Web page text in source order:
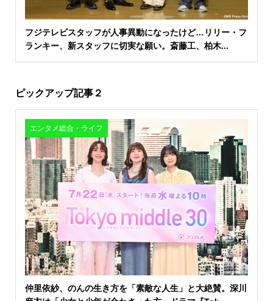
フジテレビスタッフが人事異動になったけど…リリー・フ
ランキー、新スタッフに切実な願い。斎藤工、柏木...
ピックアップ記事２
エンタメ総合・ライフ
仲里依紗、のんの生き方を「素敵な人生」と大絶賛。深川